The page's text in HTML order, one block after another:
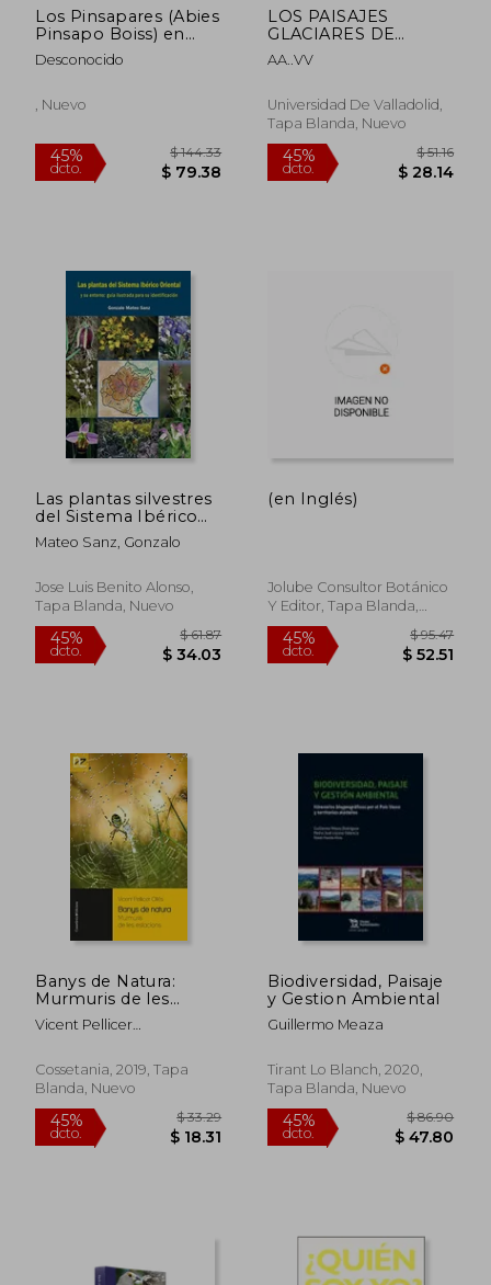
Los Pinsapares (Abies
Pinsapo Boiss) en
Andaluca:
Conservacin y
Siglo xxi
Desconocido
, Nuevo
45%
$ 79.38
LOS PAISAJES
GLACIARES DE
BURBIA Y OTROS
LUGARES DE
DE VEGA DE
ESPINAREDA
AA..VV
Universidad De Valladolid,
Tapa Blanda, Nuevo
Las plantas silvestres
del Sistema Ibérico
Oriental y su entorno:
guía ilustrada para su
Mateo Sanz, Gonzalo
Jose Luis Benito Alonso,
Tapa Blanda, Nuevo
45%
dcto. $ 34.03
(en Inglés)
Jolube Consultor Botánico
Y Editor, Tapa Blanda,
Nuevo
45%
dcto.
Banys de Natura:
Murmuris de les
Estacions (en Catalán)
Vicent Pellicer
Cossetania, 2019, Tapa
Blanda, Nuevo
Biodiversidad, Paisaje
y Gestion Ambiental
Guillermo Meaza
Tirant Lo Blanch, 2020,
Tapa Blanda, Nuevo